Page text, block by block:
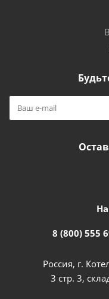
8 (800) 555
Россия, г.
3 стр. 3,